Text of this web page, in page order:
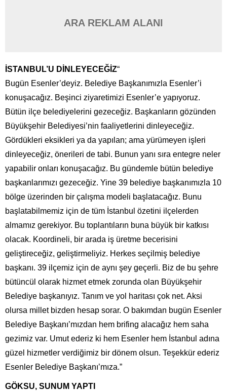
ARA REKLAM ALANI
İSTANBUL’U DİNLEYECEĞİZ“
Bugün Esenler’deyiz. Belediye Başkanımızla Esenler’i
konuşacağız. Beşinci ziyaretimizi Esenler’e yapıyoruz.
Bütün ilçe belediyelerini gezeceğiz. Başkanların gözünden
Büyükşehir Belediyesi’nin faaliyetlerini dinleyeceğiz.
Gördükleri eksikleri ya da yapılan; ama yürümeyen işleri
dinleyeceğiz, önerileri de tabi. Bunun yanı sıra entegre neler
yapabilir onları konuşacağız. Bu gündemle bütün belediye
başkanlarımızı gezeceğiz. Yine 39 belediye başkanımızla 10
bölge üzerinden bir çalışma modeli başlatacağız. Bunu
başlatabilmemiz için de tüm İstanbul özetini ilçelerden
almamız gerekiyor. Bu toplantıların buna büyük bir katkısı
olacak. Koordineli, bir arada iş üretme becerisini
geliştireceğiz, geliştirmeliyiz. Herkes seçilmiş belediye
başkanı. 39 ilçemiz için de aynı şey geçerli. Biz de bu şehre
bütüncül olarak hizmet etmek zorunda olan Büyükşehir
Belediye başkanıyız. Tanım ve yol haritası çok net. Aksi
olursa millet bizden hesap sorar. O bakımdan bugün Esenler
Belediye Başkanı’mızdan hem brifing alacağız hem saha
gezimiz var. Umut ederiz ki hem Esenler hem İstanbul adına
güzel hizmetler verdiğimiz bir dönem olsun. Teşekkür ederiz
Esenler Belediye Başkanı’mıza.”
GÖKSU, SUNUM YAPTI